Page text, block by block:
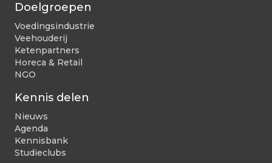
Doelgroepen
Voedingsindustrie
Veehouderij
Ketenpartners
Horeca & Retail
NGO
Kennis delen
Nieuws
Agenda
Kennisbank
Studieclubs